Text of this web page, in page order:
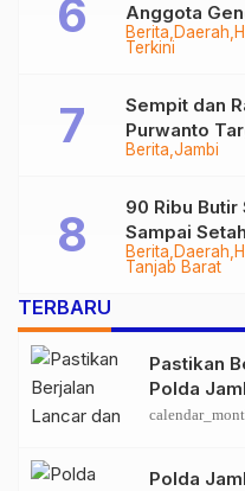
Berita Daerah
Terkini
Anggota
Diringkus
Berita Jambi
Sempit dan
Purwanto
Tungkal-
Berita Daerah
Tanjab Barat
90 Ribu
Sampai
Audit
TERBARU
Pastikan
Polda
Berlapis
Polda